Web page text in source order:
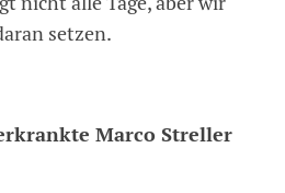
setzen.
Marco Streller